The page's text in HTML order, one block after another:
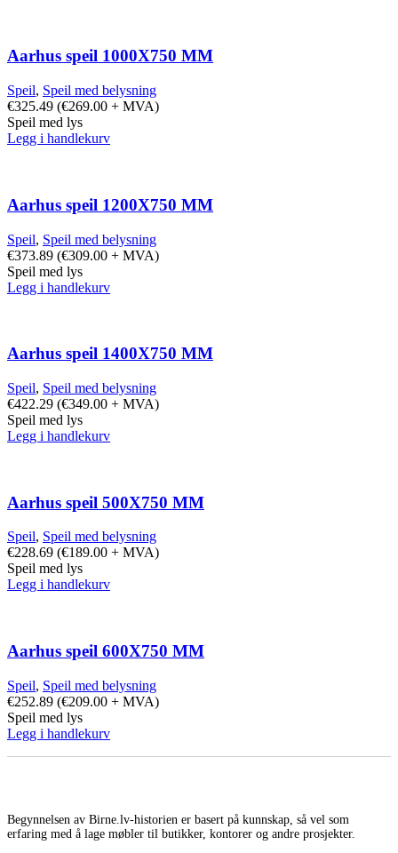
Aarhus speil 1000X750 MM
Speil, Speil med belysning
€325.49 (€269.00 + MVA)
Speil med lys
Legg i handlekurv
Aarhus speil 1200X750 MM
Speil, Speil med belysning
€373.89 (€309.00 + MVA)
Speil med lys
Legg i handlekurv
Aarhus speil 1400X750 MM
Speil, Speil med belysning
€422.29 (€349.00 + MVA)
Speil med lys
Legg i handlekurv
Aarhus speil 500X750 MM
Speil, Speil med belysning
€228.69 (€189.00 + MVA)
Speil med lys
Legg i handlekurv
Aarhus speil 600X750 MM
Speil, Speil med belysning
€252.89 (€209.00 + MVA)
Speil med lys
Legg i handlekurv
Begynnelsen av Birne.lv-historien er basert på kunnskap, så vel som
erfaring med å lage møbler til butikker, kontorer og andre prosjekter.